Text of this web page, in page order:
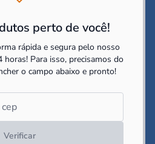
perto de você!
rápida e segura pelo nosso
horas! Para isso, precisamos do
o campo abaixo e pronto!
Verificar
Decorar
politicas de cookies e políticas de
site